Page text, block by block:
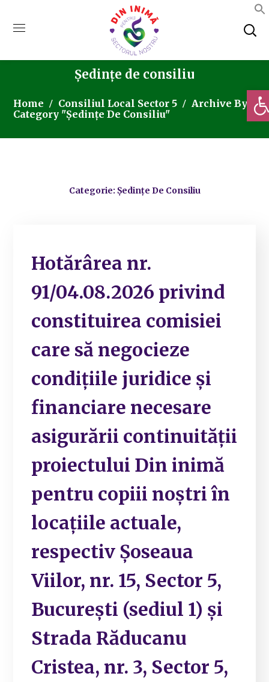
Ședințe de consiliu
Home Consiliul Local Sector 5
Archive By
Category "Ședințe De Consiliu"
Categorie: Ședințe De Consiliu
Hotărârea nr.
91/04.08.2026 privind
constituirea comisiei
care să negocieze
condițiile juridice și
financiare necesare
asigurării continuității
proiectului Din inimă
pentru copiii noștri în
locațiile actuale,
respectiv Șoseaua
Viilor, nr. 15, Sector 5,
București (sediul 1) și
Strada Răducanu
Cristea, nr. 3, Sector 5,